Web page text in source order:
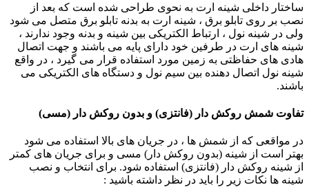
ساختار داخلی شینه ارت به نحوی طراحی شده است که بعد از
نصب بر روی تابلو برق ، شینه ارت به بدنه تابلو برق متصل می شود
ولی در شینه نول ، ارتباط الکتریکی بین شینه و بدنه وجود ندارند ،
شینه های ارت در طرفین خود دارای پایه می باشند و جهت اتصال
هادی های حفاظتی به زمین مورد استفاده قرار می گیرد ، در واقع
شینه نول اتصال دهنده بین سیم نول و دستگاه های الکتریکی می
باشند.
تفاوت شمش روکش دار (فانتزی) و بدون روکش دار (مسی)
در مواقعی که از شمش ها ، در جریان های بالا استفاده می شود
بهتر است از شینه (بدون روکش دار) مسی و برای جریان های کمتر
از شینه روکش دار (فانتزی) استفاده شود. برای انتخاب و نصب
شینه ها نکات زیر را باید در نظر داشته باشید :